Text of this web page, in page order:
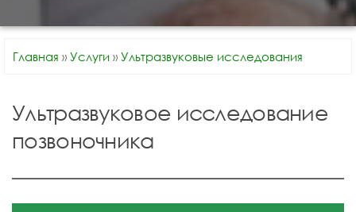
Главная » Услуги » Ультразвуковые исследования
Ультразвуковое исследование
позвоночника